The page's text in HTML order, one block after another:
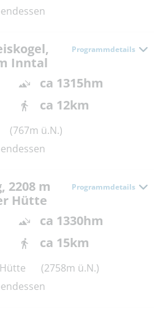
Inntal
Programmdetails
ca 1315hm
ca 12km
(767m ü.N.)
2208 m
Hütte
Programmdetails
ca 1330hm
ca 15km
(2758m ü.N.)